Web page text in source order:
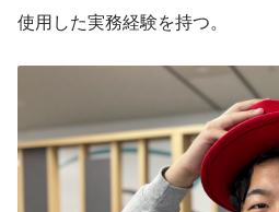
使用した実務経験を持つ。